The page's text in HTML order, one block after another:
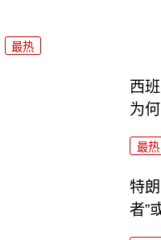
最热
西
为
最热
特
者”